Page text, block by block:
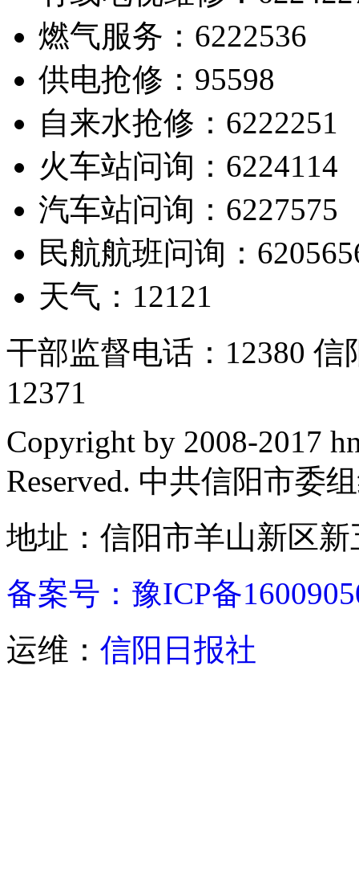
燃气服务：6222536
供电抢修：95598
自来水抢修：6222251
火车站问询：6224114
汽车站问询：6227575
民航航班问询：
天气：12121
干部监督电话：12380
12371
Copyright by 2008-2017
Reserved. 中共信阳市委
地址：信阳市羊山新区
备案号：豫ICP备
运维： 信阳日报社